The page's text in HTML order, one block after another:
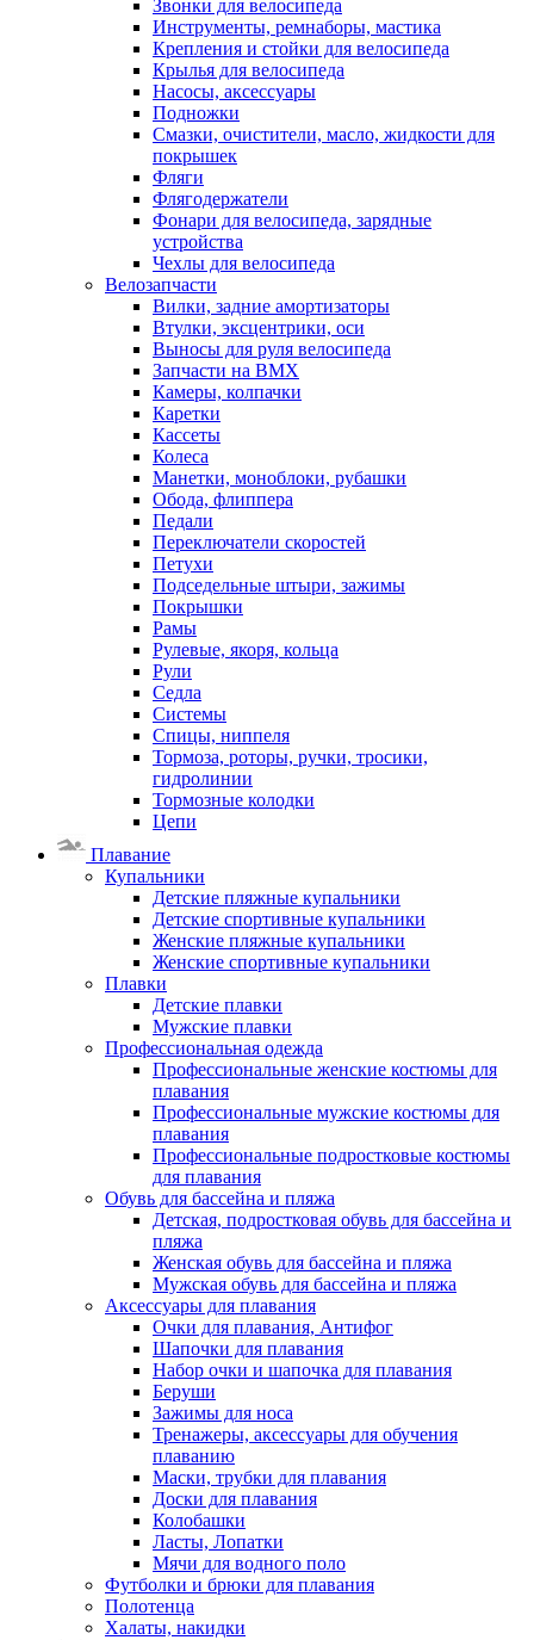
Звонки для велосипеда
Инструменты, ремнаборы, мастика
Крепления и стойки для велосипеда
Крылья для велосипеда
Насосы, аксессуары
Подножки
Смазки, очистители, масло, жидкости для
покрышек
Фляги
Флягодержатели
Фонари для велосипеда, зарядные
устройства
Чехлы для велосипеда
Велозапчасти
Вилки, задние амортизаторы
Втулки, эксцентрики, оси
Выносы для руля велосипеда
Запчасти на BMX
Камеры, колпачки
Каретки
Кассеты
Колеса
Манетки, моноблоки, рубашки
Обода, флиппера
Педали
Переключатели скоростей
Петухи
Подседельные штыри, зажимы
Покрышки
Рамы
Рулевые, якоря, кольца
Рули
Седла
Системы
Спицы, ниппеля
Тормоза, роторы, ручки, тросики,
гидролинии
Тормозные колодки
Цепи
Плавание
Купальники
Детские пляжные купальники
Детские спортивные купальники
Женские пляжные купальники
Женские спортивные купальники
Плавки
Детские плавки
Мужские плавки
Профессиональная одежда
Профессиональные женские костюмы для
плавания
Профессиональные мужские костюмы для
плавания
Профессиональные подростковые костюмы
для плавания
Обувь для бассейна и пляжа
Детская, подростковая обувь для бассейна и
пляжа
Женская обувь для бассейна и пляжа
Мужская обувь для бассейна и пляжа
Аксессуары для плавания
Очки для плавания, Антифог
Шапочки для плавания
Набор очки и шапочка для плавания
Беруши
Зажимы для носа
Тренажеры, аксессуары для обучения
плаванию
Маски, трубки для плавания
Доски для плавания
Колобашки
Ласты, Лопатки
Мячи для водного поло
Футболки и брюки для плавания
Полотенца
Халаты, накидки